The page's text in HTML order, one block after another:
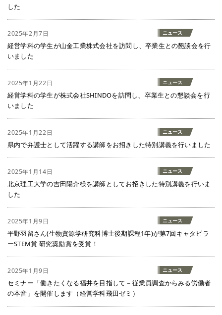
した
2025年2月7日 ニュース
経営学科の学生が山金工業株式会社を訪問し、卒業生との懇談会を行
いました
2025年1月22日 ニュース
経営学科の学生が株式会社SHINDOを訪問し、卒業生との懇談会を行
いました
2025年1月22日 ニュース
県内で弁護士として活躍する講師をお招きした特別講義を行いました
2025年1月14日 ニュース
北京理工大学の吉田陽介様を講師としてお招きした特別講義を行いま
した
2025年1月9日 ニュース
平野羽留さん(生物資源学研究科博士後期課程1年)が第7回キャタピラ
ーSTEM賞 研究奨励賞を受賞！
2025年1月9日 ニュース
セミナー「働きたくなる福井を目指して－従業員調査からみる労働者
の本音」を開催します（経営学科飛田ゼミ）